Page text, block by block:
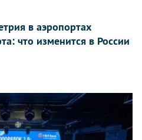
в аэропортах
что изменится в России